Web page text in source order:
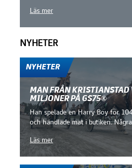
Läs mer
NYHETER
NYHETER
MAN FRÅN KRISTIANSTAD
MILJONER PÅ GS75®
Han spelade en Harry Boy för
och handlade mat i butiken.
Läs mer